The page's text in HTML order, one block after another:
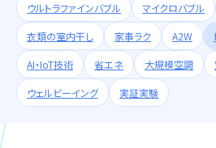
ウルトラファインバブル マイクロバブル
衣類の室内干し 家事ラク A2W
AI・IoT技術 省エネ 大規模空調
ウェルビーイング 実証実験